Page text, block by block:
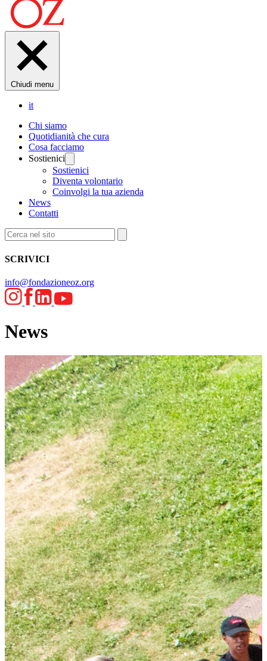
Chiudi menu
it
Chi siamo
Quotidianità che cura
Cosa facciamo
Sostienici
Sostienici
Diventa volontario
Coinvolgi la tua azienda
News
Contatti
SCRIVICI
info@fondazioneoz.org
News